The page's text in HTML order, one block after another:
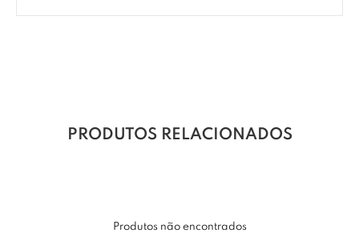
PRODUTOS RELACIONADOS
Produtos não encontrados